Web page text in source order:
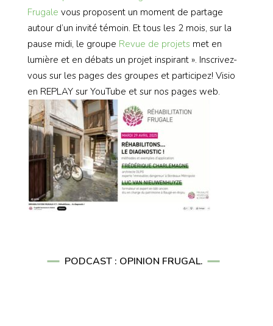
Frugale vous proposent un moment de partage
autour d’un invité témoin. Et tous les 2 mois, sur la
pause midi, le groupe Revue de projets met en
lumière et en débats un projet inspirant ». Inscrivez-
vous sur les pages des groupes et participez! Visio
en REPLAY sur YouTube et sur nos pages web.
PODCAST : OPINION FRUGAL.